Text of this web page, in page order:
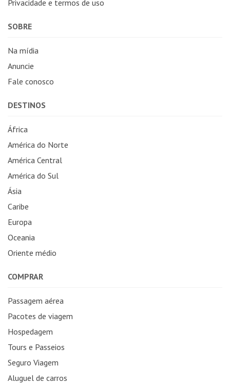
Privacidade e termos de uso
SOBRE
Na mídia
Anuncie
Fale conosco
DESTINOS
África
América do Norte
América Central
América do Sul
Ásia
Caribe
Europa
Oceania
Oriente médio
COMPRAR
Passagem aérea
Pacotes de viagem
Hospedagem
Tours e Passeios
Seguro Viagem
Aluguel de carros